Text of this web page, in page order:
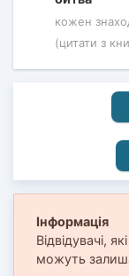
кожен
(цитати з
Інформація
Відвідувачі,
можуть